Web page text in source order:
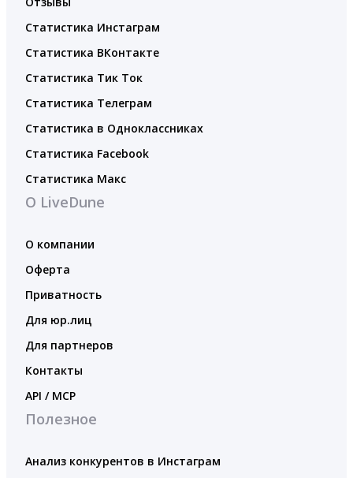
Статистика Инстаграм
Статистика ВКонтакте
Статистика Тик Ток
Статистика Телеграм
Статистика в Одноклассниках
Статистика Facebook
Статистика Макс
О LiveDune
О компании
Оферта
Приватность
Для юр.лиц
Для партнеров
Контакты
API / MCP
Полезное
Анализ конкурентов в Инстаграм